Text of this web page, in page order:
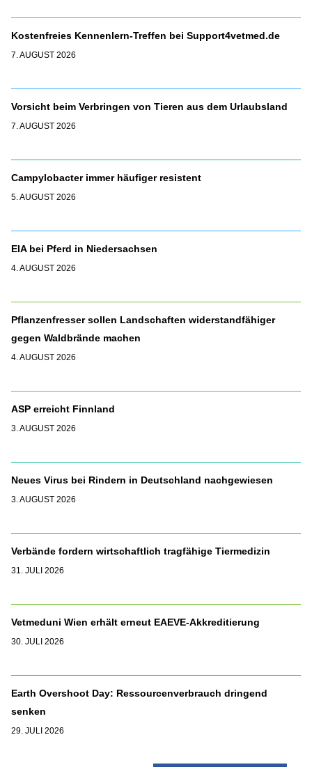
Kostenfreies Kennenlern-Treffen bei Support4vetmed.de
7. AUGUST 2026
Vorsicht beim Verbringen von Tieren aus dem Urlaubsland
7. AUGUST 2026
Campylobacter immer häufiger resistent
5. AUGUST 2026
EIA bei Pferd in Niedersachsen
4. AUGUST 2026
Pflanzenfresser sollen Landschaften widerstandfähiger
gegen Waldbrände machen
4. AUGUST 2026
ASP erreicht Finnland
3. AUGUST 2026
Neues Virus bei Rindern in Deutschland nachgewiesen
3. AUGUST 2026
Verbände fordern wirtschaftlich tragfähige Tiermedizin
31. JULI 2026
Vetmeduni Wien erhält erneut EAEVE-Akkreditierung
30. JULI 2026
Earth Overshoot Day: Ressourcenverbrauch dringend
senken
29. JULI 2026